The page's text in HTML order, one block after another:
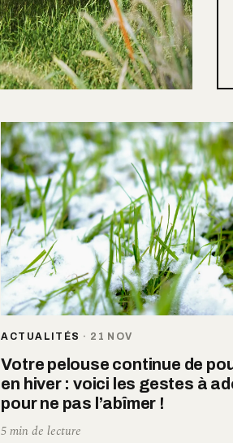
ACTUALITÉS · 21 NOV
Votre pelouse continue de
en hiver : voici les gestes à
pour ne pas l’abîmer !
5 min de lecture